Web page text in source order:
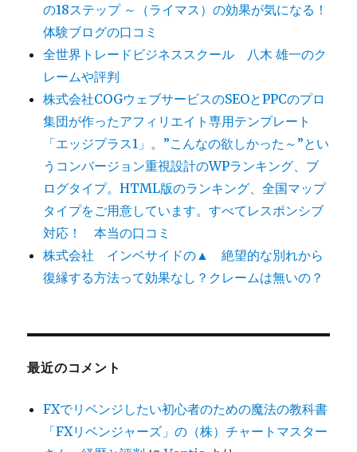
の18ステップ ～（ライマス）の効果が気になる！
体験ブログの口コミ
全世界トレードビジネススクール 八木 雄一のク
レームや評判
株式会社COGウェブサービスのSEOとPPCのプロ
集団が作ったアフィリエイト専用テンプレート
「エッジプラス1」。”こんなの欲しかった～”とい
うコンバージョン重視設計のWPランキング、ブ
ログタイプ。HTML版のランキング、全国マップ
タイプをご用意しています。すべてレスポンシブ
対応！ 本当の口コミ
株式会社 インベサイドの▲ 絶望的な別れから
復縁する方法って効果なし？クレームは無いの？
最近のコメント
FXでリベンジしたい初心者のための魔法の教科書
「FXリベンジャーズ」の（株）チャートマスター